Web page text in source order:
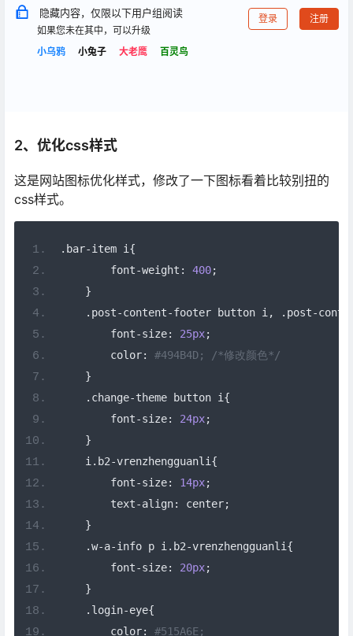
隐藏内容，仅限以下用户组阅读
如果您未在其中，可以升级
小乌鸦
小兔子 大老鹰 百灵鸟
登录 注册
2、优化css样式
这是网站图标优化样式，修改了一下图标看着比较别扭的
css样式。
. bar-item i {
        font
-weight : 400;
}
. post-content-footer button i , . post-
        font
-size: 25px;
        color
:
#494B4D; /*修改颜色*/
}
. change-theme button i {
        font
-size: 24px;
}
    i
. b2-vrenzhengguanli {
        font
-size: 14px;
        text
-align: center;
}
.w-a-info p i . b2-vrenzhengguanli {
        font
-size: 20px;
}
. login-eye{
        color
:
#515A6E;